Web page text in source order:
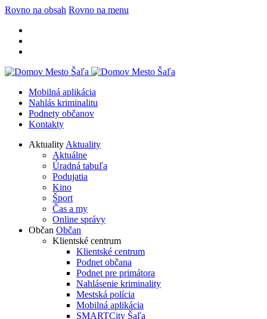
Rovno na obsah Rovno na menu
Mobilná aplikácia
Nahlás kriminalitu
Podnety občanov
Kontakty
Aktuality Aktuality
Aktuálne
Úradná tabuľa
Podujatia
Kino
Šport
Čas a my
Online správy
Občan Občan
Klientské centrum
Klientské centrum
Podnet občana
Podnet pre primátora
Nahlásenie kriminality
Mestská polícia
Mobilná aplikácia
SMARTCity Šaľa